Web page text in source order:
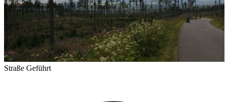
Straße Geführt